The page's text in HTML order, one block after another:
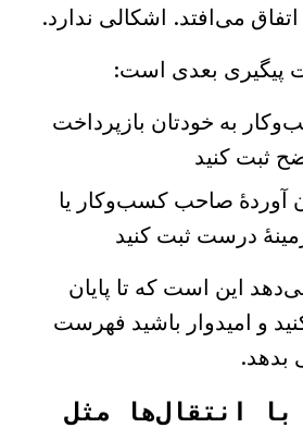
می‌افتد. اشکالی ندارد.
پیگیری بعدی است:
به خودتان بازپرداخت
ثبت کنید
آوردهٔ صاحب کسب‌وکار یا
درست ثبت کنید
این است که تا پایان
و امیدوار باشید فهرست
بدهد.
انتقال‌ها مثل